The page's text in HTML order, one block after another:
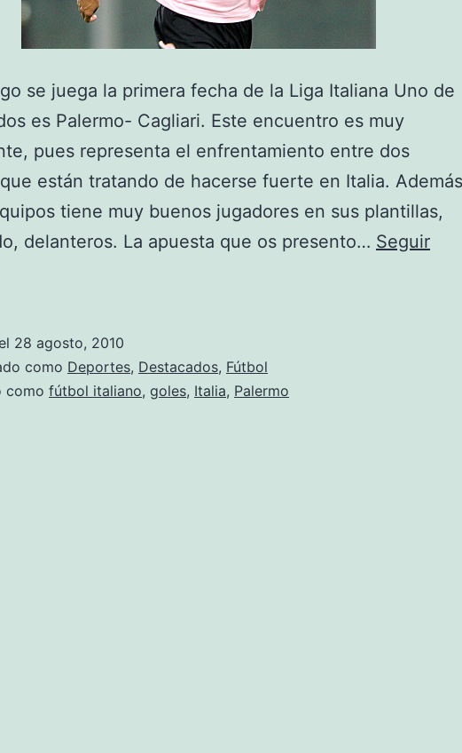
se juega la primera fecha de la Liga Italiana Uno de
es Palermo- Cagliari. Este encuentro es muy
pues representa el enfrentamiento entre dos
están tratando de hacerse fuerte en Italia.
tiene muy buenos jugadores en sus plantillas,
delanteros. La apuesta que os presento… Seguir
28 agosto, 2010
como Deportes, Destacados, Fútbol
como fútbol italiano, goles, Italia, Palermo